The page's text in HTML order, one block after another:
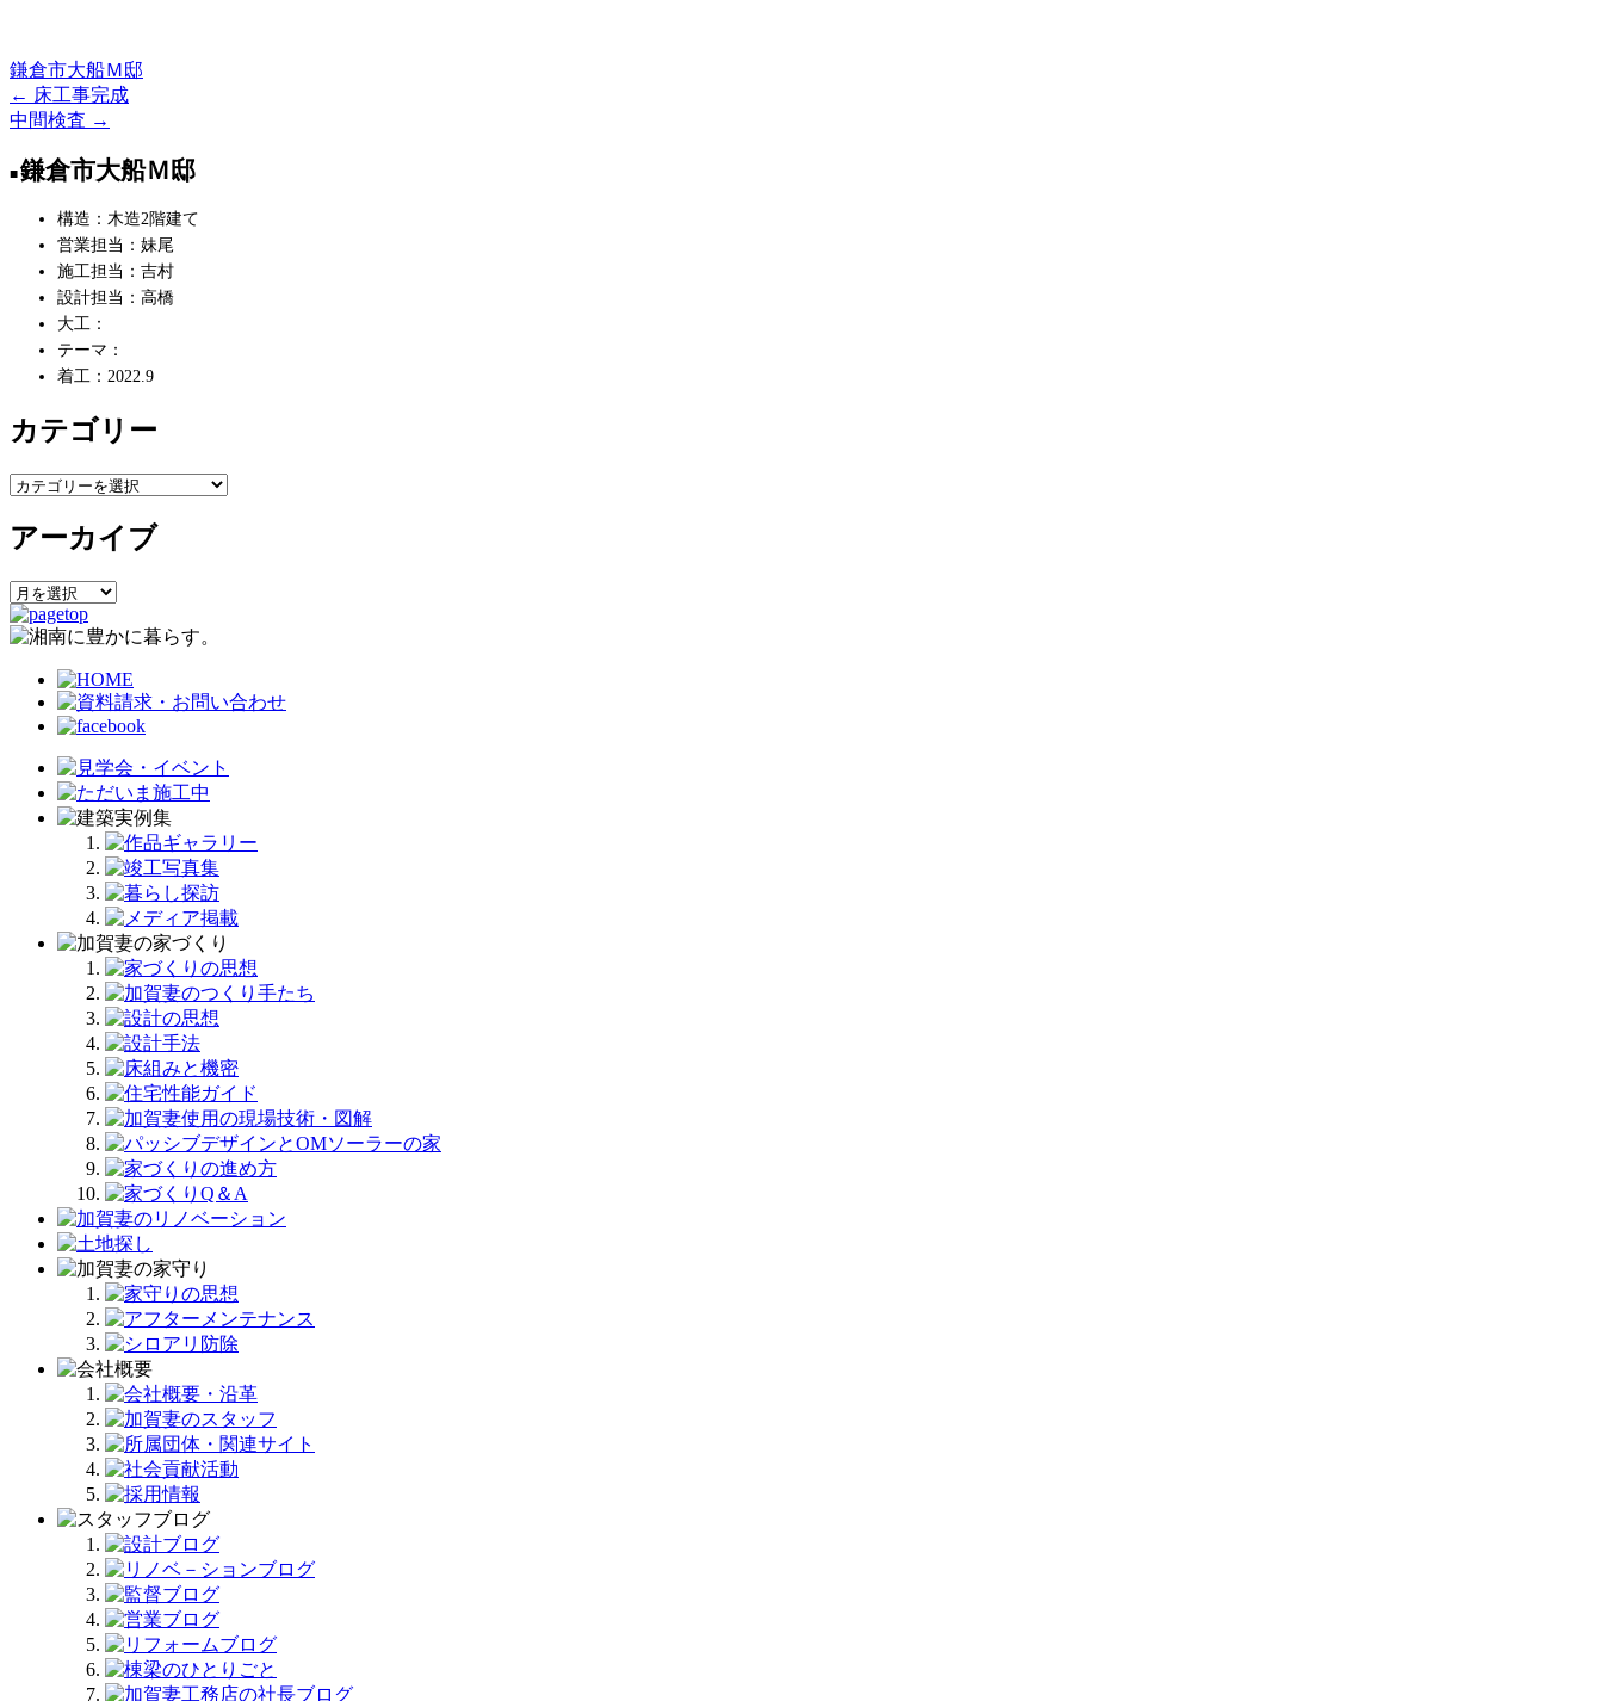
鎌倉市大船Ｍ邸
投
稿
ナ
← 床工事完成
中間検査 →
鎌倉市大船Ｍ邸
構造：木造2階建て
営業担当：妹尾
施工担当：吉村
設計担当：高橋
大工：
テーマ：
着工：2022.9
カテゴリー
カ
ゴ
ー
アーカイブ
ア
ー
カ